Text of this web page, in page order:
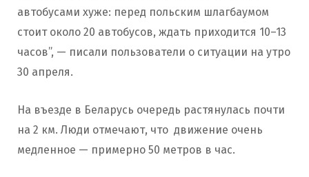
автобусами хуже: перед польским шлагбаумом
стоит около 20 автобусов, ждать приходится 10–13
часов”, — писали пользователи о ситуации на утро
30 апреля.
На въезде в Беларусь очередь растянулась почти
на 2 км. Люди отмечают, что движение очень
медленное — примерно 50 метров в час.